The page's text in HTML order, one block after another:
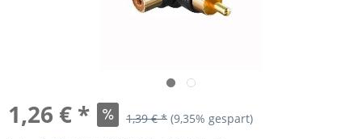
1,26 € * 1,39 € * (9,35% gespart)